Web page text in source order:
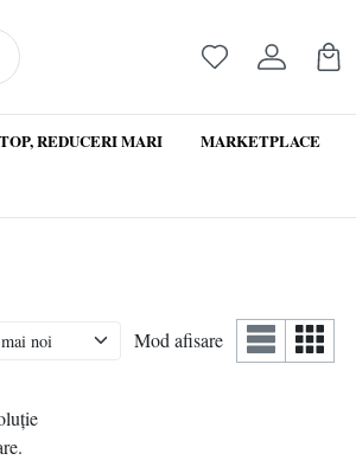
REDUCERI MARI MARKETPLACE
Mod afisare